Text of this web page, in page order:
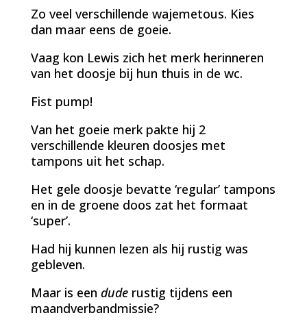
Zo veel verschillende wajemetous. Kies
dan maar eens de goeie.
Vaag kon Lewis zich het merk herinneren
van het doosje bij hun thuis in de wc.
Fist pump!
Van het goeie merk pakte hij 2
verschillende kleuren doosjes met
tampons uit het schap.
Het gele doosje bevatte ‘regular’ tampons
en in de groene doos zat het formaat
‘super’.
Had hij kunnen lezen als hij rustig was
gebleven.
Maar is een duderustig tijdens een
maandverbandmissie?